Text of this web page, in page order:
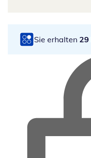
Sie erhalten 29